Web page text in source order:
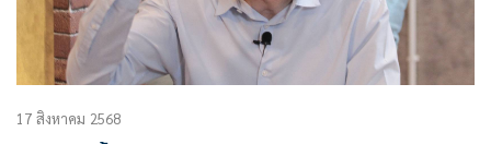
17 สิงหาคม 2568